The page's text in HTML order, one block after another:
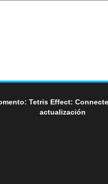
Tetris Effect:
actualización